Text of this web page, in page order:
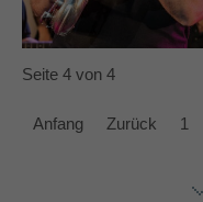
About us
Lorem ipsum dolor
adipiscing elit.
Cum sociis natoque
Seite 4 von 4
Anfang Zurück 1